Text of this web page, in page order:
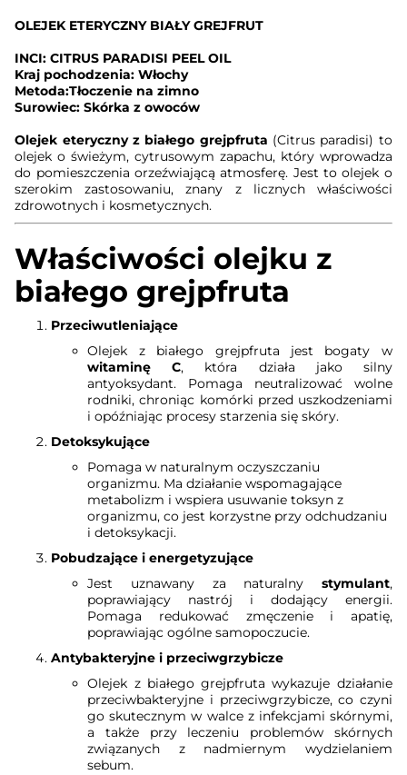
OLEJEK ETERYCZNY BIAŁY GREJFRUT
INCI: CITRUS PARADISI PEEL OIL
Kraj pochodzenia: Włochy
Metoda:Tłoczenie na zimno
Surowiec: Skórka z owoców
Olejek eteryczny z białego grejpfruta (Citrus paradisi) to
olejek o świeżym, cytrusowym zapachu, który wprowadza
do pomieszczenia orzeźwiającą atmosferę. Jest to olejek o
szerokim zastosowaniu, znany z licznych właściwości
zdrowotnych i kosmetycznych.
Właściwości olejku z
białego grejpfruta
Przeciwutleniające
Olejek z białego grejpfruta jest bogaty w
witaminę C, która działa jako silny
antyoksydant. Pomaga neutralizować wolne
rodniki, chroniąc komórki przed uszkodzeniami
i opóźniając procesy starzenia się skóry.
Detoksykujące
Pomaga w naturalnym oczyszczaniu
organizmu. Ma działanie wspomagające
metabolizm i wspiera usuwanie toksyn z
organizmu, co jest korzystne przy odchudzaniu
i detoksykacji.
Pobudzające i energetyzujące
Jest uznawany za naturalny stymulant,
poprawiający nastrój i dodający energii.
Pomaga redukować zmęczenie i apatię,
poprawiając ogólne samopoczucie.
Antybakteryjne i przeciwgrzybicze
Olejek z białego grejpfruta wykazuje działanie
przeciwbakteryjne i przeciwgrzybicze, co czyni
go skutecznym w walce z infekcjami skórnymi,
a także przy leczeniu problemów skórnych
związanych z nadmiernym wydzielaniem
sebum.